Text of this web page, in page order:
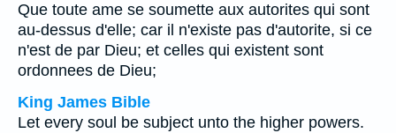
Que toute ame se soumette aux autorites qui sont
au-dessus d'elle; car il n'existe pas d'autorite, si ce
n'est de par Dieu; et celles qui existent sont
ordonnees de Dieu;
King James Bible
Let every soul be subject unto the higher powers.